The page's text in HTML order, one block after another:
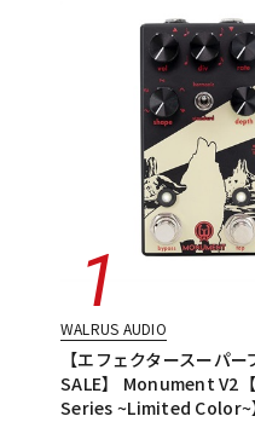
WALRUS AUDIO
【エフェクタースーパー
SALE】 Monument V2
Series ~Limited Color~